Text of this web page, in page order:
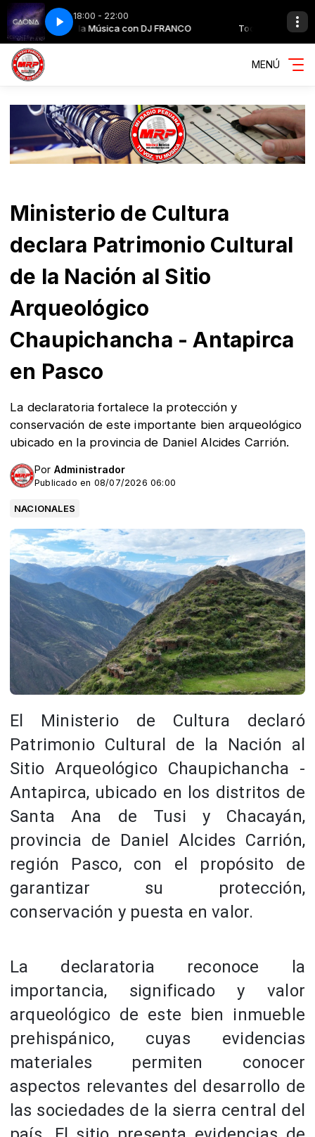
18:00 - 22:00
Toda la Música con DJ FRANCO Toda la Música con DJ
Otra Ilusión - GAONA Otra Ilusión - GAONA
MENÚ
Ministerio de Cultura
declara Patrimonio Cultural
de la Nación al Sitio
Arqueológico
Chaupichancha - Antapirca
en Pasco
La declaratoria fortalece la protección y
conservación de este importante bien arqueológico
ubicado en la provincia de Daniel Alcides Carrión.
Por Administrador
Publicado en 08/07/2026 06:00
NACIONALES
El Ministerio de Cultura declaró
Patrimonio Cultural de la Nación al
Sitio Arqueológico Chaupichancha -
Antapirca, ubicado en los distritos de
Santa Ana de Tusi y Chacayán,
provincia de Daniel Alcides Carrión,
región Pasco, con el propósito de
garantizar su protección,
conservación y puesta en valor.
La declaratoria reconoce la
importancia, significado y valor
arqueológico de este bien inmueble
prehispánico, cuyas evidencias
materiales permiten conocer
aspectos relevantes del desarrollo de
las sociedades de la sierra central del